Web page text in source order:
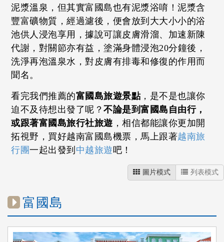
泥漿溫泉，但其實富國島也有泥漿浴唷！泥漿含
豐富礦物質，經過濾後，便會放到大大小小的浴
池供人浸泡享用，據說可讓皮膚滑溜、加速新陳
代謝，對關節亦有益，塗滿身體浸泡20分鐘後，
洗淨再泡溫泉水，對皮膚有排毒和修復的作用而
聞名。
看完我們推薦的富國島旅遊景點，是不是也讓你
迫不及待想出發了呢？不論是到富國島自由行，
或跟著富國島旅行社旅遊 ，相信都能讓你更加開
拓視野，買好越南富國島機票，馬上跟著越南旅
行團一起出發到 中越旅遊吧！
圖片模式 列表模式
富國島